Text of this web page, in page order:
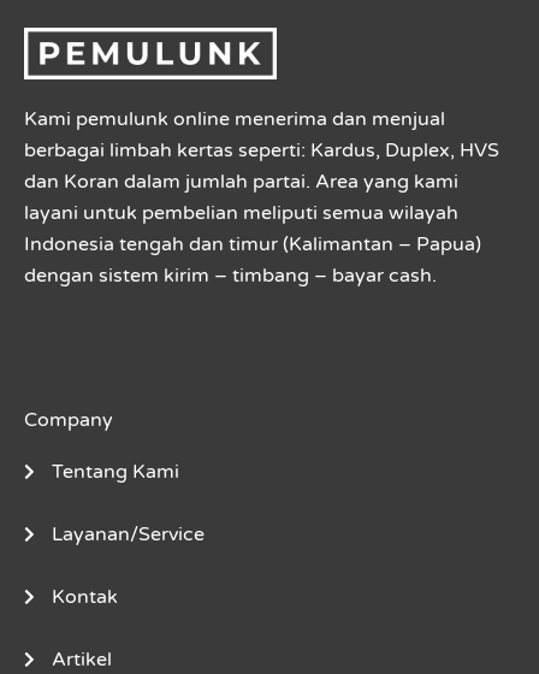
Kami pemulunk online menerima dan menjual
berbagai limbah kertas seperti: Kardus, Duplex, HVS
dan Koran dalam jumlah partai. Area yang kami
layani untuk pembelian meliputi semua wilayah
Indonesia tengah dan timur (Kalimantan – Papua)
dengan sistem kirim – timbang – bayar cash.
Company
Tentang Kami
Layanan/Service
Kontak
Artikel